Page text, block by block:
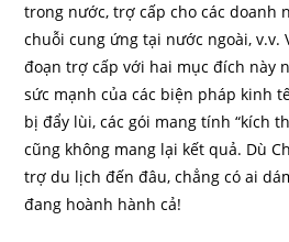
trong nước, trợ cấp cho các doanh
chuỗi cung ứng tại nước ngoài, v.v.
đoạn trợ cấp với hai mục đích này
sức mạnh của các biện pháp kinh
bị đẩy lùi, các gói mang tính “kích
cũng không mang lại kết quả. Dù
trợ du lịch đến đâu, chẳng có ai
đang hoành hành cả!